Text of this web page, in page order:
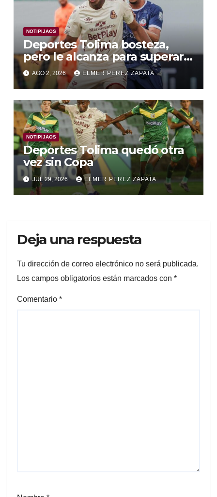
NOTIPIJAOS
Deportes Tolima bosteza,
pero le alcanza para superar a
Alianza Valledupar 2 A 1
AGO 2, 2026 ELMER PEREZ ZAPATA
NOTIPIJAOS
Deportes Tolima quedó otra
vez sin Copa
JUL 29, 2026 ELMER PEREZ ZAPATA
Deja una respuesta
Tu dirección de correo electrónico no será publicada.
Los campos obligatorios están marcados con *
Comentario *